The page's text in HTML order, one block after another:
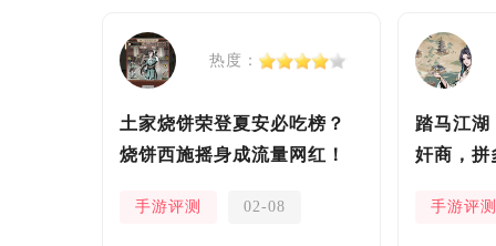
热度：
土家烧饼荣登夏安必吃榜？
烧饼西施摇身成流量网红！
手游评测 02-08
踏马江湖
奸商，拼
手游评测